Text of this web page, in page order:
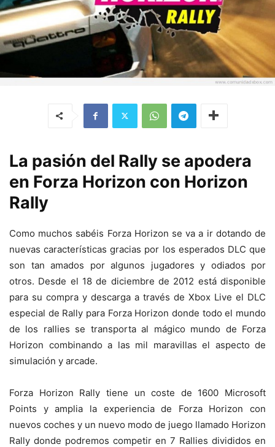
La pasión del Rally se apodera
en Forza Horizon con Horizon
Rally
Como muchos sabéis Forza Horizon se va a ir dotando de
nuevas características gracias por los esperados DLC que
son tan amados por algunos jugadores y odiados por
otros. Desde el 18 de diciembre de 2012 está disponible
para su compra y descarga a través de Xbox Live el DLC
especial de Rally para Forza Horizon donde todo el mundo
de los rallies se transporta al mágico mundo de Forza
Horizon combinando a las mil maravillas el aspecto de
simulación y arcade.
Forza Horizon Rally tiene un coste de 1600 Microsoft
Points y amplia la experiencia de Forza Horizon con
nuevos coches y un nuevo modo de juego llamado Horizon
Rally donde podremos competir en 7 Rallies divididos en